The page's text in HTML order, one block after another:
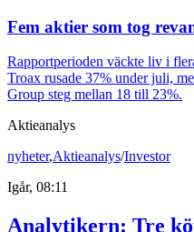
Fem aktier som tog
Rapportperioden väckte liv i
Troax rusade 37% under juli,
Group steg mellan 18 till 23%.
Aktieanalys
nyheter,Aktieanalys/Investor
Igår, 08:11
Analytikern: Tre